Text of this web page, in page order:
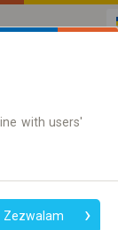
Знайти
with users'
Zezwalam